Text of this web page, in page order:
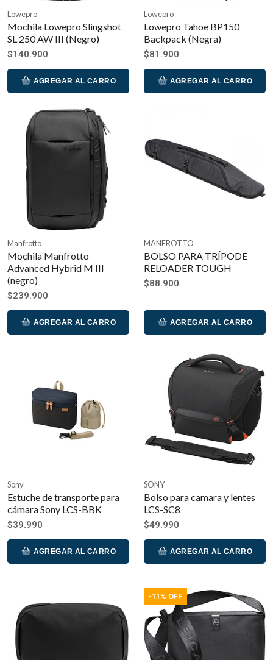
Lowepro
Mochila Lowepro Slingshot
SL 250 AW III (Negro)
$140.900
AGREGAR AL CARRO
Lowepro
Lowepro Tahoe BP150
Backpack (Negra)
$81.900
AGREGAR AL CARRO
Manfrotto
Mochila Manfrotto
Advanced Hybrid M III
(negro)
$239.900
AGREGAR AL CARRO
MANFROTTO
BOLSO PARA TRÍPODE
RELOADER TOUGH
$88.900
AGREGAR AL CARRO
Sony
Estuche de transporte para
cámara Sony LCS-BBK
$39.990
AGREGAR AL CARRO
SONY
Bolso para camara y lentes
LCS-SC8
$49.990
AGREGAR AL CARRO
-11% OFF